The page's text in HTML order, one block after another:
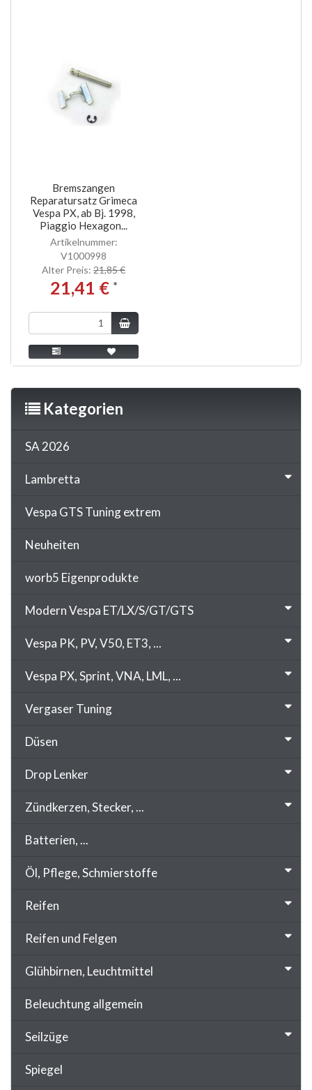
Bremszangen
Reparatursatz Grimeca
Vespa PX, ab Bj. 1998,
Piaggio Hexagon...
Artikelnummer:
V1000998
Alter Preis: 21,85 €
21,41 € *
Kategorien
SA 2026
Lambretta
Vespa GTS Tuning extrem
Neuheiten
worb5 Eigenprodukte
Modern Vespa ET/LX/S/GT/GTS
Vespa PK, PV, V50, ET3, ...
Vespa PX, Sprint, VNA, LML, ...
Vergaser Tuning
Düsen
Drop Lenker
Zündkerzen, Stecker, ...
Batterien, ...
Öl, Pflege, Schmierstoffe
Reifen
Reifen und Felgen
Glühbirnen, Leuchtmittel
Beleuchtung allgemein
Seilzüge
Spiegel